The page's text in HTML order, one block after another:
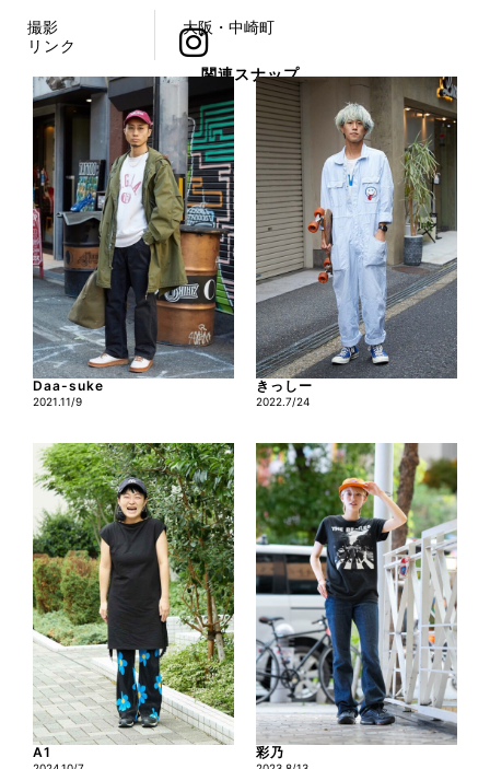
撮影
大阪・中崎町
リンク
関連スナップ
Daa-suke
2021.11/9
きっしー
2022.7/24
A1 彩乃